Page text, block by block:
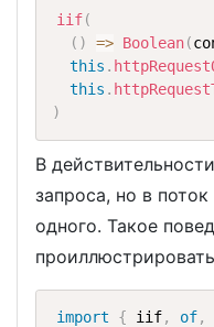
iif(
( ) => Boolean(
this .
this .
)
В
запроса, но в поток
одного. Такое
import { iif, of,